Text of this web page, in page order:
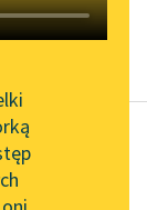
utworu
Lektur